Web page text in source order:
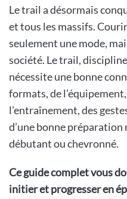
Le trail a désormais
et tous les massifs.
seulement une mode,
société. Le trail,
nécessite une bonne
formats, de
l’entraînement, des
d’une bonne préparation
débutant ou chevronné.
Ce guide complet vous
initier et progresser en